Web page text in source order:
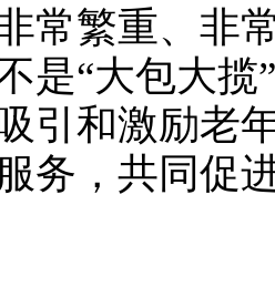
常繁重、非
是“大包大揽
引和激励老
务，共同促